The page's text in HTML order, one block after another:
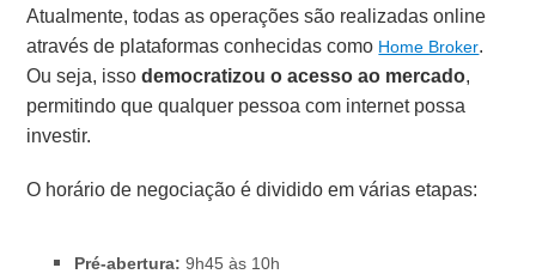
Atualmente, todas as operações são realizadas online
através de plataformas conhecidas como Home Broker.
Ou seja, issodemocratizou o acesso ao mercado,
permitindo que qualquer pessoa com internet possa
investir.
O horário de negociação é dividido em várias etapas:
Pré-abertura: 9h45 às 10h